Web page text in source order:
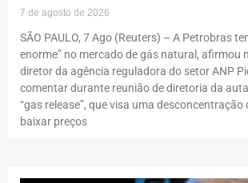
7 de agosto de 2026
SÃO PAULO, 7 Ago (Reuters) – A Petrobras
enorme” no mercado de gás natural, afirmou
diretor da agência reguladora do setor ANP
comentar durante reunião de diretoria da
“gas release”, que visa uma desconcentração
baixar preços